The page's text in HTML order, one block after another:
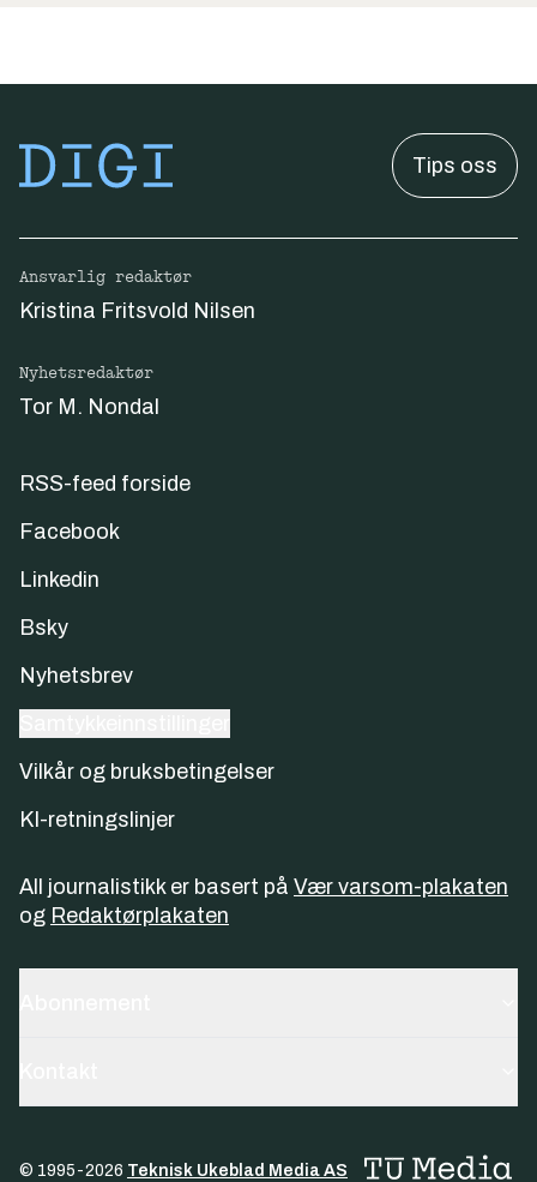
Tips oss
Ansvarlig redaktør
Kristina Fritsvold Nilsen
Nyhetsredaktør
Tor M. Nondal
RSS-feed forside
Facebook
Linkedin
Bsky
Nyhetsbrev
Vilkår og bruksbetingelser
KI-retningslinjer
All journalistikk er basert på Vær varsom-plakaten
og Redaktørplakaten
© 1995-2026 Teknisk Ukeblad Media AS